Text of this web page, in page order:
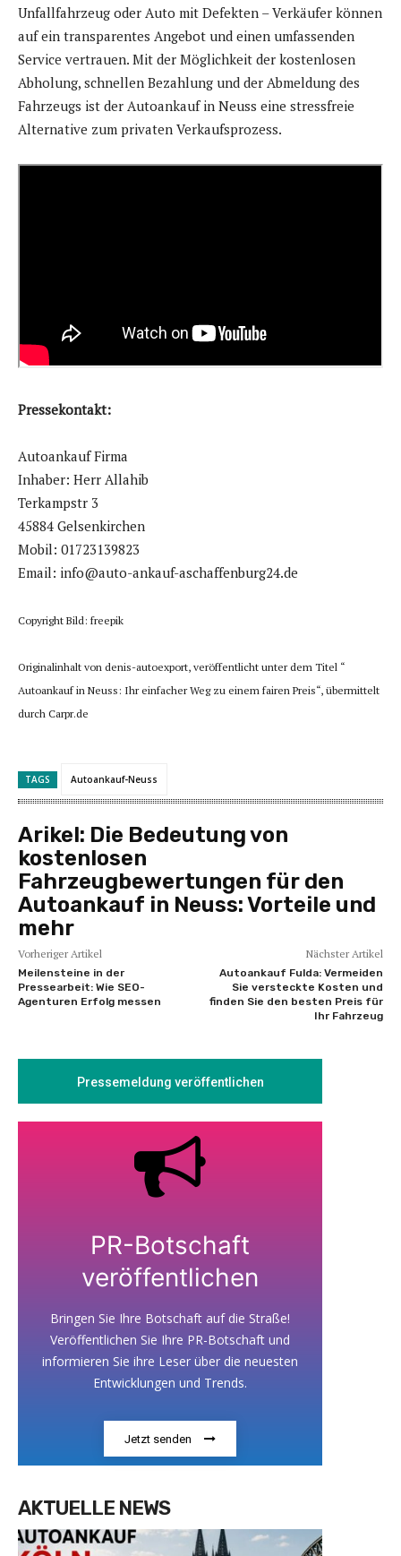
Unfallfahrzeug oder Auto mit Defekten – Verkäufer können
auf ein transparentes Angebot und einen umfassenden
Service vertrauen. Mit der Möglichkeit der kostenlosen
Abholung, schnellen Bezahlung und der Abmeldung des
Fahrzeugs ist der Autoankauf in Neuss eine stressfreie
Alternative zum privaten Verkaufsprozess.
Pressekontakt:
Autoankauf Firma
Inhaber: Herr Allahib
Terkampstr 3
45884 Gelsenkirchen
Mobil: 01723139823
Email: info@auto-ankauf-aschaffenburg24.de
Copyright Bild: freepik
Originalinhalt von denis-autoexport, veröffentlicht unter dem Titel “
Autoankauf in Neuss: Ihr einfacher Weg zu einem fairen Preis“, übermittelt
durch Carpr.de
TAGS Autoankauf-Neuss
Arikel: Die Bedeutung von
kostenlosen
Fahrzeugbewertungen für den
Autoankauf in Neuss: Vorteile und
mehr
Vorheriger Artikel
Meilensteine in der
Pressearbeit: Wie SEO-
Agenturen Erfolg messen
Nächster Artikel
Autoankauf Fulda: Vermeiden
Sie versteckte Kosten und
finden Sie den besten Preis für
Ihr Fahrzeug
Pressemeldung veröffentlichen
PR-Botschaft
veröffentlichen
Bringen Sie Ihre Botschaft auf die Straße!
Veröffentlichen Sie Ihre PR-Botschaft und
informieren Sie ihre Leser über die neuesten
Entwicklungen und Trends.
Jetzt senden
AKTUELLE NEWS